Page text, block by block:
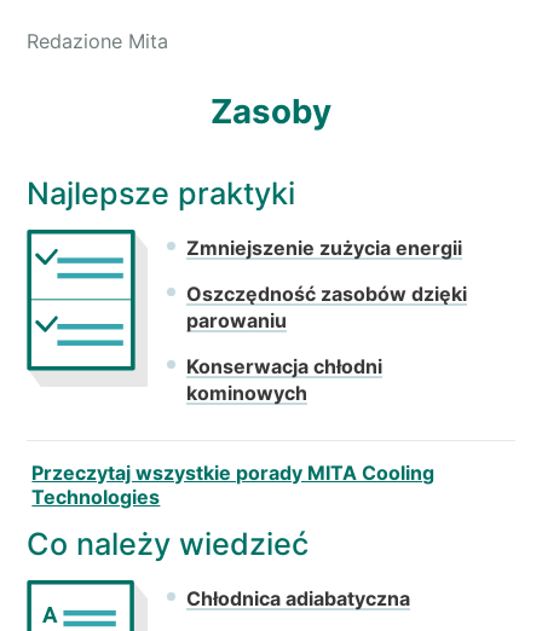
Redazione Mita
Zasoby
Najlepsze praktyki
Zmniejszenie zużycia energii
Oszczędność zasobów dzięki
parowaniu
Konserwacja chłodni
kominowych
Przeczytaj wszystkie porady MITA Cooling
Technologies
Co należy wiedzieć
A
Chłodnica adiabatyczna